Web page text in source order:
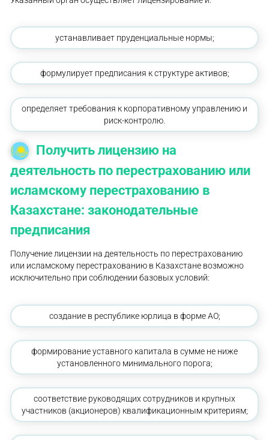
устанавливает пруденциальные нормы;
формулирует предписания к структуре активов;
определяет требования к корпоративному управлению и
риск-контролю.
Получить лицензию на
деятельность по перестрахованию или
исламскому перестрахованию в
Казахстане: законодательные
предписания
Получение лицензии на деятельность по перестрахованию
или исламскому перестрахованию в Казахстане возможно
исключительно при соблюдении базовых условий:
создание в республике юрлица в форме АО;
формирование уставного капитала в сумме не ниже
установленного минимального порога;
соответствие руководящих сотрудников и крупных
участников (акционеров) квалификационным критериям;